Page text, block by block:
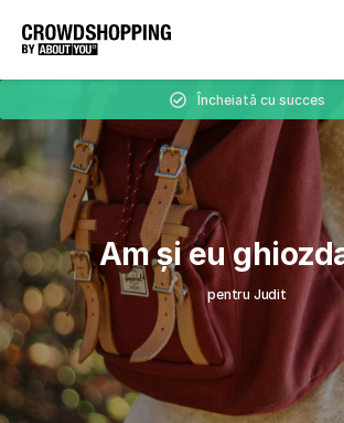
Încheiată cu succes
Am și eu
pentru Judit